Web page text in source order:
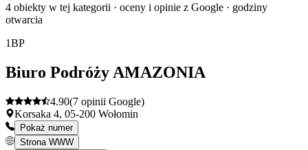
4 obiekty w tej kategorii · oceny i opinie z Google · godziny
otwarcia
1BP
Biuro Podróży AMAZONIA
4.90(7 opinii Google)
Korsaka 4, 05-200 Wołomin
Pokaż numer
Strona WWW